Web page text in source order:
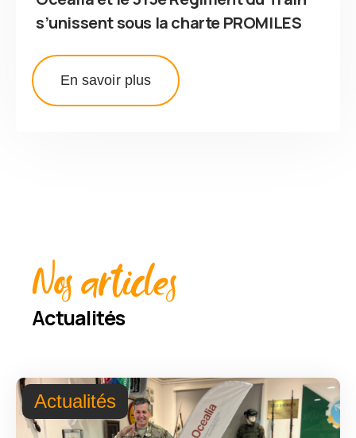
s’unissent sous la charte PROMILES
En savoir plus
Nos articles
Actualités
Actualités